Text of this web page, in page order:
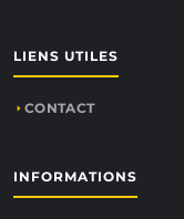
LIENS UTILES
CONTACT
INFORMATIONS